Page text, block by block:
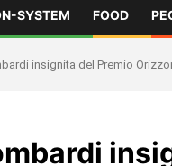
SYSTEM FOOD
insignita del Premio